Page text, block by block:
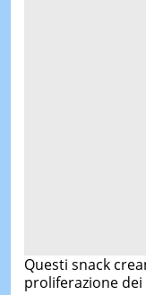
Questi snack
proliferazione